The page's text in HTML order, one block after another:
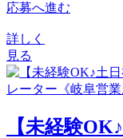
応募へ進む
詳しく
見る
【未経験